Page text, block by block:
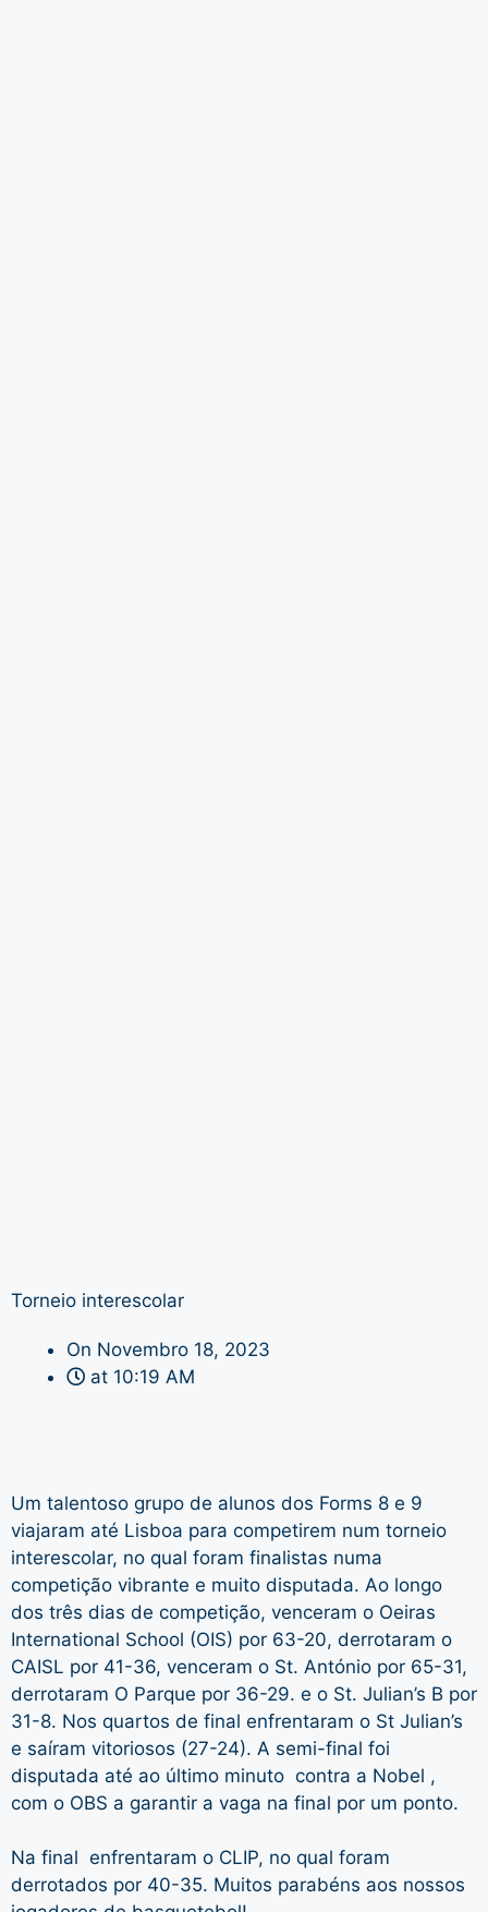
Torneio interescolar
On Novembro 18, 2023
at 10:19 AM
Um talentoso grupo de alunos dos Forms 8 e 9
viajaram até Lisboa para competirem num torneio
interescolar, no qual foram finalistas numa
competição vibrante e muito disputada. Ao longo
dos três dias de competição, venceram o Oeiras
International School (OIS) por 63-20, derrotaram o
CAISL por 41-36, venceram o St. António por 65-31,
derrotaram O Parque por 36-29. e o St. Julian’s B por
31-8. Nos quartos de final enfrentaram o St Julian’s
e saíram vitoriosos (27-24). A semi-final foi
disputada até ao último minuto contra a Nobel ,
com o OBS a garantir a vaga na final por um ponto.
Na final enfrentaram o CLIP, no qual foram
derrotados por 40-35. Muitos parabéns aos nossos